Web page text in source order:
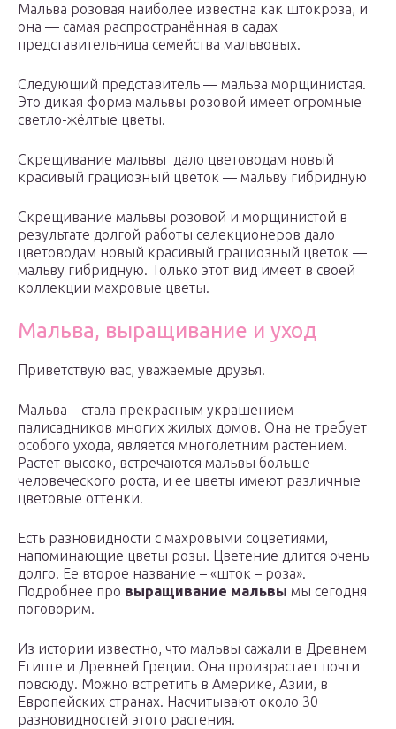
Мальва розовая наиболее известна как штокроза, и
она — самая распространённая в садах
представительница семейства мальвовых.
Следующий представитель — мальва морщинистая.
Это дикая форма мальвы розовой имеет огромные
светло-жёлтые цветы.
Скрещивание мальвы дало цветоводам новый
красивый грациозный цветок — мальву гибридную
Скрещивание мальвы розовой и морщинистой в
результате долгой работы селекционеров дало
цветоводам новый красивый грациозный цветок —
мальву гибридную. Только этот вид имеет в своей
коллекции махровые цветы.
Мальва, выращивание и уход
Приветствую вас, уважаемые друзья!
Мальва – стала прекрасным украшением
палисадников многих жилых домов. Она не требует
особого ухода, является многолетним растением.
Растет высоко, встречаются мальвы больше
человеческого роста, и ее цветы имеют различные
цветовые оттенки.
Есть разновидности с махровыми соцветиями,
напоминающие цветы розы. Цветение длится очень
долго. Ее второе название – «шток – роза».
Подробнее про выращивание мальвы мы сегодня
поговорим.
Из истории известно, что мальвы сажали в Древнем
Египте и Древней Греции. Она произрастает почти
повсюду. Можно встретить в Америке, Азии, в
Европейских странах. Насчитывают около 30
разновидностей этого растения.